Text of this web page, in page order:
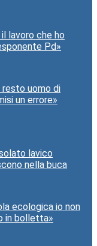
lavoro che ho
Pd»
resto uomo di
un errore»
lavico
nella buca
ecologica io non
in bolletta»